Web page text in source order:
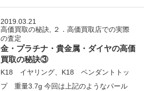
2019.03.21
高価買取の秘訣
２．高価買取店での実際
の査定
金・プラチナ・貴金属・ダイヤの高価
買取の秘訣③
K18 イヤリング、K18 ペンダントトッ
プ 重量3.7g 今回は上記のようなパール